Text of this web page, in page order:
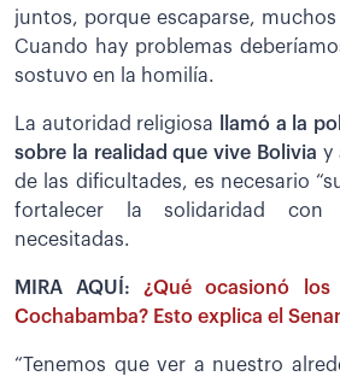
juntos, porque escaparse,
Cuando hay problemas
sostuvo en la homilía.
La autoridad religiosa
llamó a la
sobre la realidad que vive Bolivia y
de las dificultades, es necesario
fortalecer la solidaridad con
necesitadas.
MIRA AQUÍ:¿Qué ocasionó
Cochabamba? Esto explica el
“Tenemos que ver a nuestro